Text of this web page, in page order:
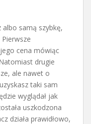
albo samą szybkę,
cena mówiąc
drugie
ale nawet o
taki sam
wyglądał jak
uszkodzona
działa prawidłowo,